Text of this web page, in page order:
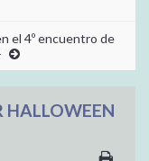
el 4º encuentro de
HALLOWEEN